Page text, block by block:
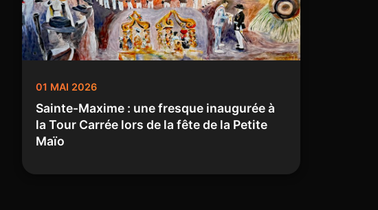
01 MAI 2026
Sainte-Maxime : une fresque inaugurée à
la Tour Carrée lors de la fête de la Petite
Maïo